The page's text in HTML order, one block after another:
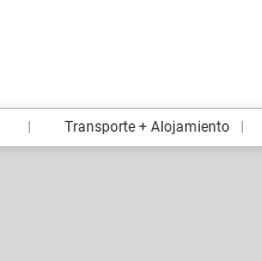
Transporte + Alojamiento